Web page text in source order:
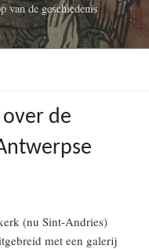
van de geschiedenis
de
(nu Sint-Andries)
met een galerij